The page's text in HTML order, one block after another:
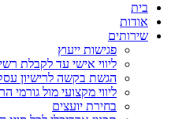
בית
אודות
שירותים
פגישות ייעוץ
ליווי אישי עד לקבלת
הגשת בקשה לרישיון
ליווי מקצועי מול גורמי
בחירת יועצים